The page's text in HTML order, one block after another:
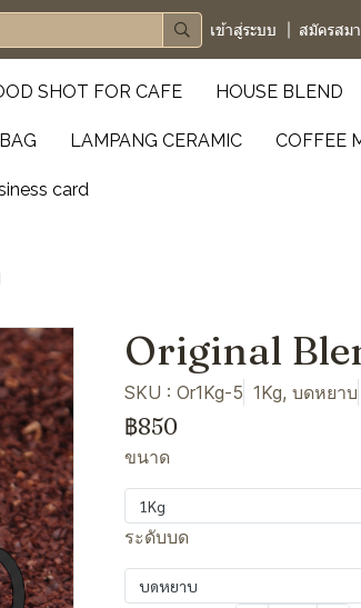
เข้าสู่ระบบ สมัครสม
SHOT FOR CAFE HOUSE BLEND
LAMPANG CERAMIC COFFEE
card
Original
SKU : Or1Kg-5 1Kg, บดหยาบ
฿850
ขนาด
1Kg
ระดับบด
บดหยาบ